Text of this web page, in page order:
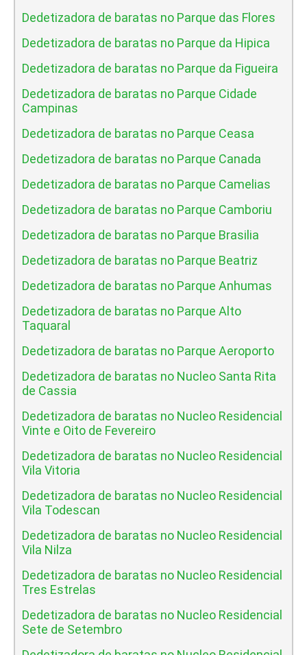
Dedetizadora de baratas no Parque das Flores
Dedetizadora de baratas no Parque da Hipica
Dedetizadora de baratas no Parque da Figueira
Dedetizadora de baratas no Parque Cidade
Campinas
Dedetizadora de baratas no Parque Ceasa
Dedetizadora de baratas no Parque Canada
Dedetizadora de baratas no Parque Camelias
Dedetizadora de baratas no Parque Camboriu
Dedetizadora de baratas no Parque Brasilia
Dedetizadora de baratas no Parque Beatriz
Dedetizadora de baratas no Parque Anhumas
Dedetizadora de baratas no Parque Alto
Taquaral
Dedetizadora de baratas no Parque Aeroporto
Dedetizadora de baratas no Nucleo Santa Rita
de Cassia
Dedetizadora de baratas no Nucleo Residencial
Vinte e Oito de Fevereiro
Dedetizadora de baratas no Nucleo Residencial
Vila Vitoria
Dedetizadora de baratas no Nucleo Residencial
Vila Todescan
Dedetizadora de baratas no Nucleo Residencial
Vila Nilza
Dedetizadora de baratas no Nucleo Residencial
Tres Estrelas
Dedetizadora de baratas no Nucleo Residencial
Sete de Setembro